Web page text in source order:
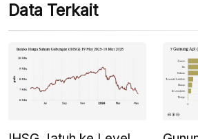
Data Terkait